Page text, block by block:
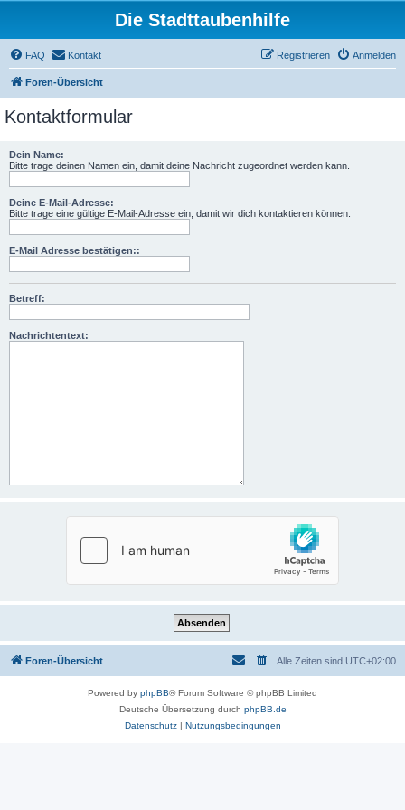
Die Stadttaubenhilfe
FAQ Kontakt Anmelden
Registrieren
Foren-Übersicht
Kontaktformular
Dein Name:
Bitte trage deinen Namen ein, damit deine Nachricht zugeordnet werden kann.
Deine E-Mail-Adresse:
Bitte trage eine gültige E-Mail-Adresse ein, damit wir dich kontaktieren können.
E-Mail Adresse bestätigen::
Betreff:
Nachrichtentext:
Foren-Übersicht Alle Zeiten sind UTC+02:00
Powered by phpBB® Forum Software © phpBB Limited
Deutsche Übersetzung durch phpBB.de
Datenschutz| Nutzungsbedingungen